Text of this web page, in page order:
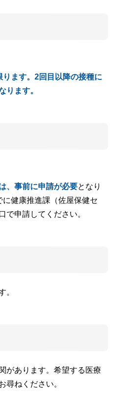
ます。2回目以降の接種に
ります。
、事前に申請が必要となり
健康推進課（佐屋保健セ
で申請してください。
。
があります。希望する医療
尋ねください。